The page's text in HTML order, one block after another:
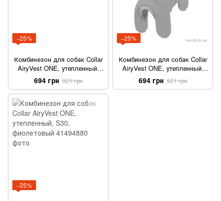
−25%
Комбинезон для собак Collar
AiryVest ONE, утепленный,
S30, оранжевый
694 грн 921 грн
−25%
Комбинезон для собак Collar
AiryVest ONE, утепленный,
S30, розовый
694 грн 921 грн
−25%